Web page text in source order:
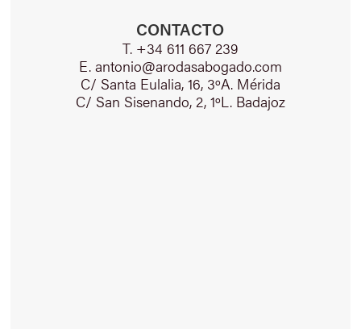
CONTACTO
T. +34 611 667 239
E. antonio@arodasabogado.com
C/ Santa Eulalia, 16, 3ºA. Mérida
C/ San Sisenando, 2, 1ºL. Badajoz